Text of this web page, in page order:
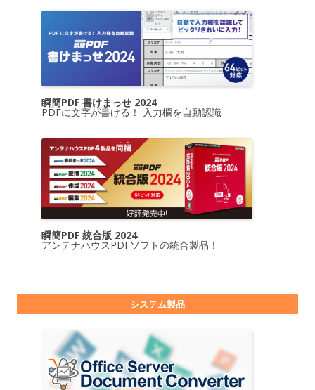
瞬簡PDF 書けまっせ 2024
PDFに文字が書ける！ 入力欄を自動認識
瞬簡PDF 統合版 2024
アンテナハウスPDFソフトの統合製品！
システム製品